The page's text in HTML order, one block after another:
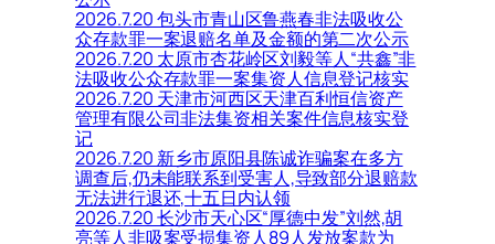
2026.7.20 包头市青山区鲁燕春非法吸收公
众存款罪一案退赔名单及金额的第二次公示
2026.7.20 太原市杏花岭区刘毅等人“共鑫”非
法吸收公众存款罪一案集资人信息登记核实
2026.7.20 天津市河西区天津百利恒信资产
管理有限公司非法集资相关案件信息核实登
记
2026.7.20 新乡市原阳县陈诚诈骗案在多方
调查后,仍未能联系到受害人,导致部分退赔款
无法进行退还,十五日内认领
2026.7.20 长沙市天心区“厚德中发”刘然,胡
亮等人非吸案受损集资人89人发放案款为